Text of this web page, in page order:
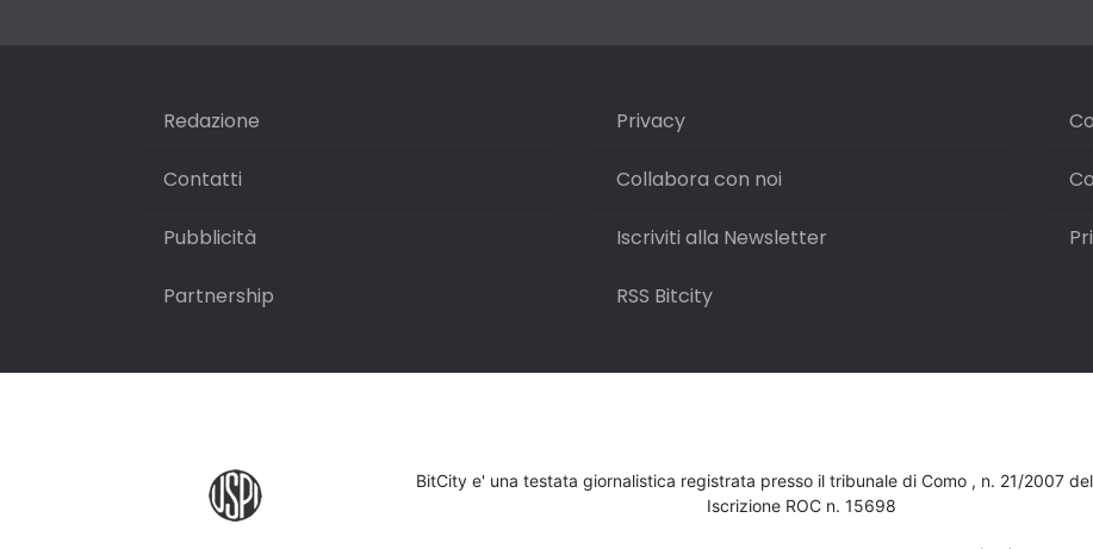
Redazione
Contatti
Pubblicità
Partnership
Privacy
Collabora con noi
Iscriviti alla Newsletter
RSS Bitcity
BitCity e' una testata giornalistica registrata presso il tribunale di Como , n. 21/2007
Iscrizione ROC n. 15698